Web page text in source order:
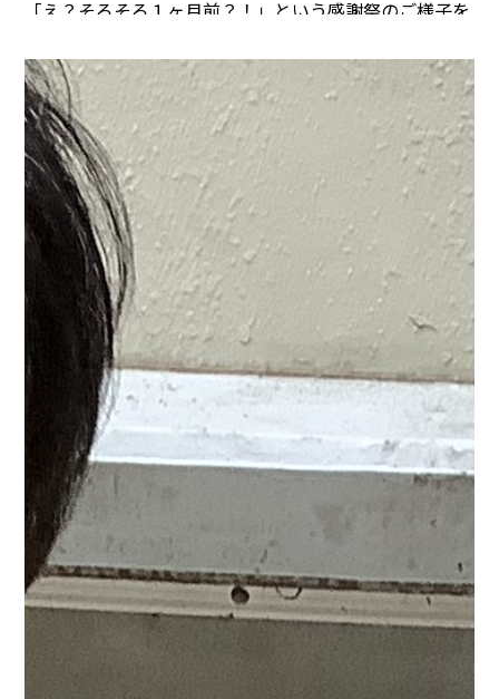
「え？そろそろ１ヶ月前？！」 という感謝祭のご様子を
参加させていただきました。その日は暑すぎず、寒すぎ
ず、気持ちのいい風が吹いており、
BGMにはサザンオー
ルスターズ。
まるで海の家にいるみたいでした。
ご自身
で食べたい物を取っていただき、
かんぱーい！！(=ﾟωﾟ)
ﾉ🍺美味しいランチタイムでした。
このお祭りでは、デ
イサービスは飾りつけの準備をお手伝いしました。
完成
品はこちら塗り絵も頑張っていただき、各ユニットへポ
スターを作りました。 ご利用者様から「とても楽しかっ
た！」とお声をいただき、嬉しく思いました。来年もま
た、皆様とお祭りが出来たらいいなと思っています。ま
ごころタウン静岡 関連リンク
施設情報は こちらから
身元保証事業については こちら から他の事業内容につい
ては
こちらから 採用情報はこちらから